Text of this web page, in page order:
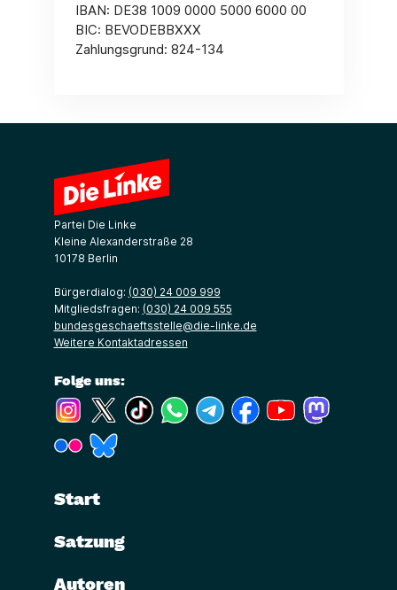
IBAN: DE38 1009 0000 5000 6000 00
BIC: BEVODEBBXXX
Zahlungsgrund: 824-134
Partei Die Linke
Kleine Alexanderstraße 28
10178 Berlin
Bürgerdialog: (030) 24 009 999
Mitgliedsfragen: (030) 24 009 555
bundesgeschaeftsstelle@die-linke.de
Weitere Kontaktadressen
Folge uns:
(Link öffnet ein neues Fenster)
(Link öffnet ein neues Fenster)
(Link öffnet ein neues Fenster)
(Link öffnet ein neues Fenster)
(Link öffnet ein neues Fenster)
(Link öffnet ein neues
(Link öffnet ein
(Link öffnet ein neues Fenster)
Start
Satzung
Autoren